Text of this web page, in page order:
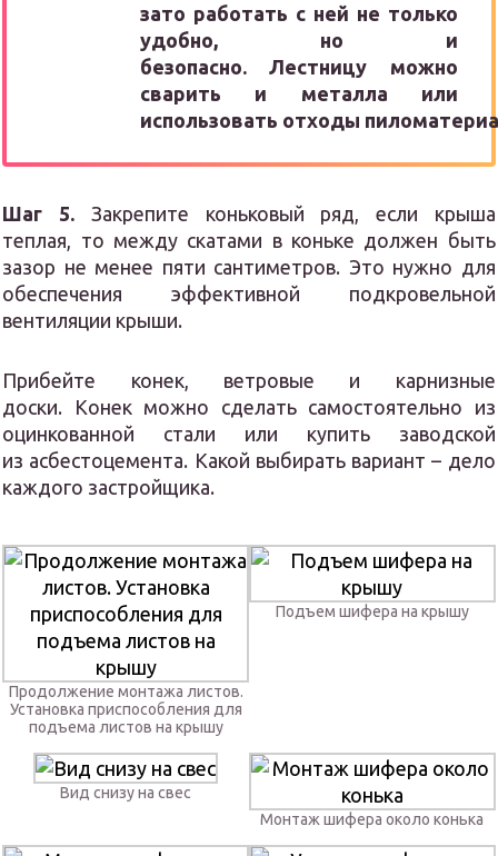
зато работать с ней не только
удобно, но и
безопасно. Лестницу можно
сварить и металла или
использовать отходы
Шаг 5. Закрепите коньковый ряд, если крыша
теплая, то между скатами в коньке должен быть
зазор не менее пяти сантиметров. Это нужно для
обеспечения эффективной подкровельной
вентиляции крыши.
Прибейте конек, ветровые и карнизные
доски. Конек можно сделать самостоятельно из
оцинкованной стали или купить заводской
из асбестоцемента. Какой выбирать вариант – дело
каждого застройщика.
Продолжение монтажа листов.
Установка приспособления для
подъема листов на крышу
Подъем шифера на крышу
Вид снизу на свес
Монтаж шифера около конька